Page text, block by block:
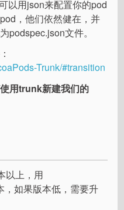
以用json来配置你的pod
，他们依然健在，并
podspec.json文件。
Trunk/#transition
用trunk新建我们的
以上，用
，如果版本低，需要升